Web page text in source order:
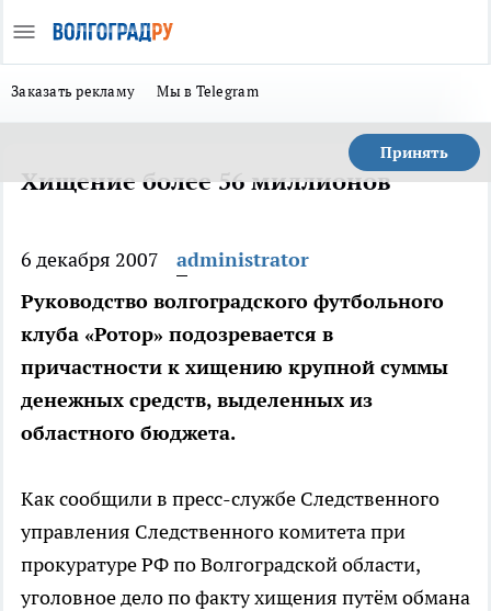
Заказать рекламу Мы в Telegram
Принять
Хищение более 56 миллионов
6 декабря 2007
administrator
Руководство волгоградского футбольного
клуба «Ротор» подозревается в
причастности к хищению крупной суммы
денежных средств, выделенных из
областного бюджета.
Как сообщили в пресс-службе Следственного
управления Следственного комитета при
прокуратуре РФ по Волгоградской области,
уголовное дело по факту хищения путём обмана